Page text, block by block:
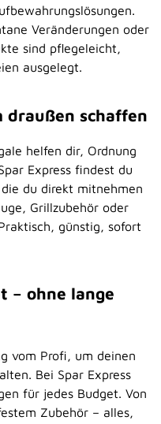
Veränderungen oder
sind pflegeleicht,
ausgelegt.
draußen schaffen
helfen dir, Ordnung
Express findest du
du direkt mitnehmen
Grillzubehör oder
günstig, sofort
– ohne lange
vom Profi, um deinen
Bei Spar Express
für jedes Budget. Von
Zubehör – alles,